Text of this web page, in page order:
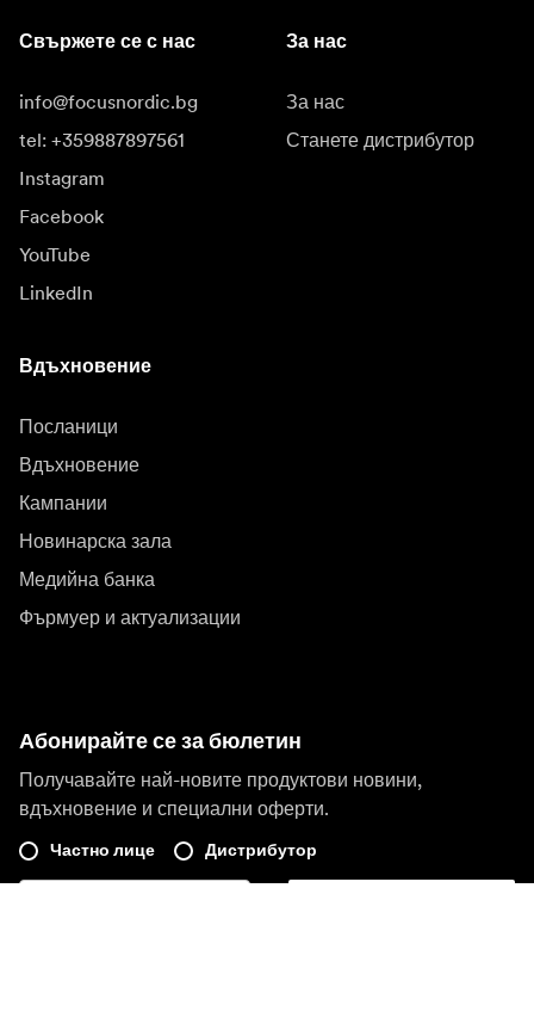
Свържете се с нас
info@focusnordic.bg
tel: +359887897561
Instagram
Facebook
YouTube
LinkedIn
За нас
За нас
Станете дистрибутор
Вдъхновение
Посланици
Вдъхновение
Кампании
Новинарска зала
Медийна банка
Фърмуер и актуализации
Абонирайте се за бюлетин
Получавайте най-новите продуктови новини,
вдъхновение и специални оферти.
Частно лице Дистрибутор